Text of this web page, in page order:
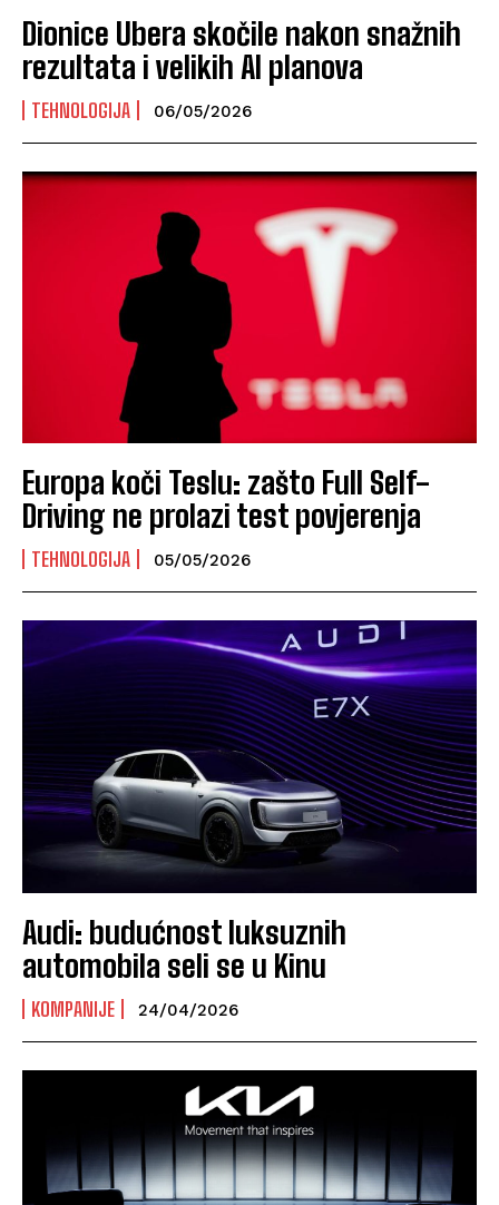
Dionice Ubera skočile nakon snažnih
rezultata i velikih AI planova
TEHNOLOGIJA 06/05/2026
Europa koči Teslu: zašto Full Self-
Driving ne prolazi test povjerenja
TEHNOLOGIJA 05/05/2026
Audi: budućnost luksuznih
automobila seli se u Kinu
KOMPANIJE 24/04/2026